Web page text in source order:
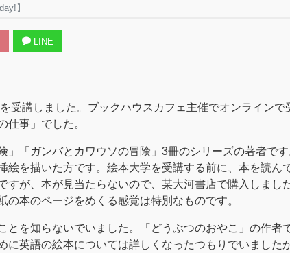
】
LINE
受講しました。ブックハウスカフェ主催でオンライン
仕事」でした。
」「ガンバとカワウソの冒険」3冊のシリーズの著者で
絵を描いた方です。絵本大学を受講する前に、本を読
すが、本が見当たらないので、某大河書店で購入しま
本のページをめくる感覚は特別なものです。
とを知らないでいました。「どうぶつのおやこ」の作者
に英語の絵本については詳しくなったつもりでいました